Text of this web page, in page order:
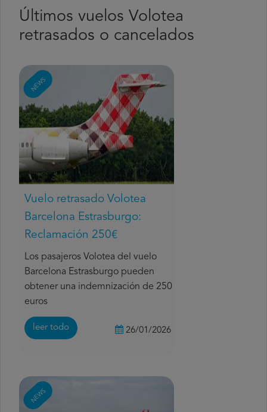
Últimos vuelos Volotea
retrasados o cancelados
NEWS
Vuelo retrasado Volotea
Barcelona Estrasburgo:
Reclamación 250€
Los pasajeros Volotea del vuelo
Barcelona Estrasburgo pueden
obtener una indemnización de 250
euros
leer todo 26/01/2026
NEWS